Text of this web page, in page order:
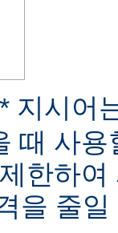
* 지시어
때 사
한하
을 줄일